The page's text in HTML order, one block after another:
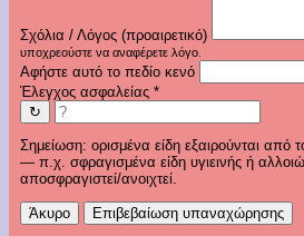
Σχόλια / Λόγος (προαιρετικό)
υποχρεούστε να αναφέρετε λόγο.
Αφήστε αυτό το πεδίο κενό
Έλεγχος ασφαλείας *
↻
Σημείωση: ορισμένα είδη εξαιρούνται
— π.χ. σφραγισμένα είδη υγιεινής ή
αποσφραγιστεί/ανοιχτεί.
Άκυρο Επιβεβαίωση υπαναχώρησης